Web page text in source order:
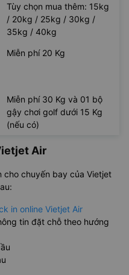
Tùy chọn mua thêm: 15kg
/ 20kg / 25kg / 30kg /
35kg / 40kg
Miễn phí 20 Kg
Miễn phí 30 Kg và 01 bộ
gậy chơi golf dưới 15 Kg
(nếu có)
Air
chuyến bay của Vietjet
in online Vietjet Air
tin đặt chỗ theo hướng